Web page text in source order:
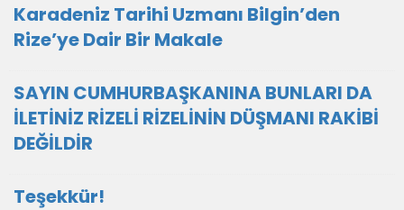
Karadeniz Tarihi Uzmanı Bilgin’den
Rize’ye Dair Bir Makale
SAYIN CUMHURBAŞKANINA BUNLARI DA
İLETİNİZ RİZELİ RİZELİNİN DÜŞMANI RAKİBİ
DEĞİLDİR
Teşekkür!